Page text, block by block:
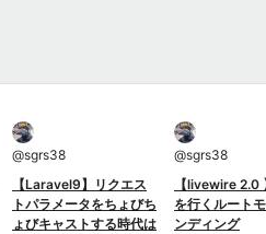
@sgrs38
【Laravel9】リクエス
トパラメータをちょびち
ょびキャストする時代は
@sgrs38
【livewire 2.0
を行くルート
ンディング